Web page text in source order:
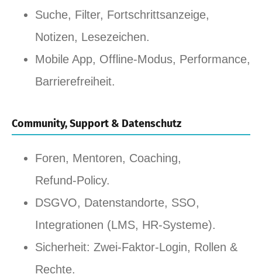
Suche, Filter, Fortschrittsanzeige,
Notizen, Lesezeichen.
Mobile App, Offline‑Modus, Performance,
Barrierefreiheit.
Community, Support & Datenschutz
Foren, Mentoren, Coaching,
Refund‑Policy.
DSGVO, Datenstandorte, SSO,
Integrationen (LMS, HR‑Systeme).
Sicherheit: Zwei‑Faktor‑Login, Rollen &
Rechte.